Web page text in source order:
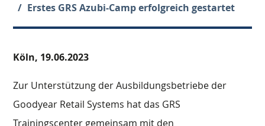
Erstes GRS Azubi-Camp erfolgreich gestartet
Köln, 19.06.2023
Zur Unterstützung der Ausbildungsbetriebe der
Goodyear Retail Systems hat das GRS
Trainingscenter gemeinsam mit den